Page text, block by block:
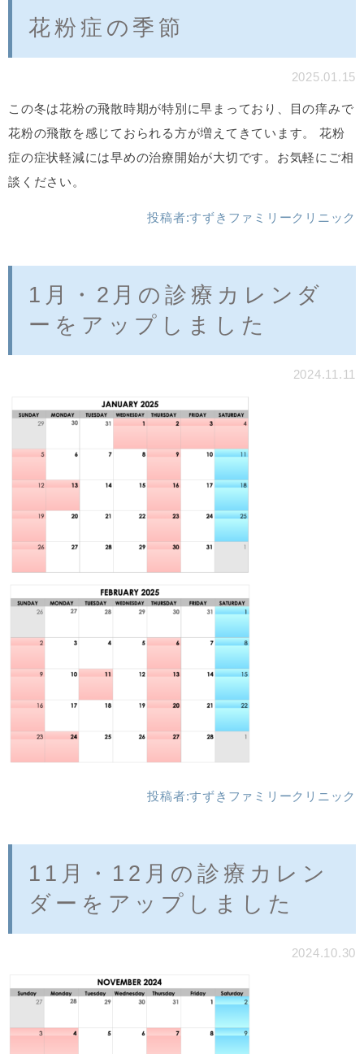
花粉症の季節
2025.01.15
この冬は花粉の飛散時期が特別に早まっており、目の痒みで
花粉の飛散を感じておられる方が増えてきています。 花粉
症の症状軽減には早めの治療開始が大切です。お気軽にご相
談ください。
投稿者:すずきファミリークリニック
1月・2月の診療カレンダ
ーをアップしました
2024.11.11
投稿者:すずきファミリークリニック
11月・12月の診療カレン
ダーをアップしました
2024.10.30